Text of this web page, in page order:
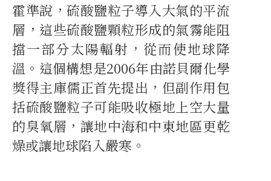
霍準說，硫酸鹽粒子導入大氣的平流
層，這些硫酸鹽顆粒形成的氣霧能阻
擋一部分太陽輻射，從而使地球降
溫。這個構想是2006年由諾貝爾化學
獎得主庫儒正首先提出，但副作用包
括硫酸鹽粒子可能吸收極地上空大量
的臭氧層，讓地中海和中東地區更乾
燥或讓地球陷入嚴寒。